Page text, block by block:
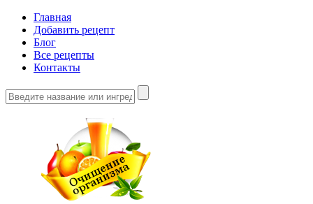
Главная
Добавить рецепт
Блог
Все рецепты
Контакты